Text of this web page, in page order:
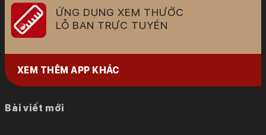
ỨNG DỤNG XEM THƯỚC
LỖ BAN TRỰC TUYẾN
XEM THÊM APP KHÁC
Bài viết mới